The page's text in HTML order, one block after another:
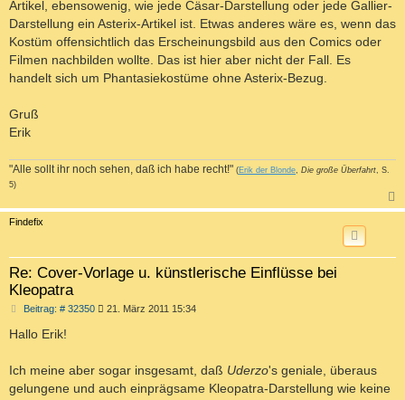
Artikel, ebensowenig, wie jede Cäsar-Darstellung oder jede Gallier-
Darstellung ein Asterix-Artikel ist. Etwas anderes wäre es, wenn das
Kostüm offensichtlich das Erscheinungsbild aus den Comics oder
Filmen nachbilden wollte. Das ist hier aber nicht der Fall. Es
handelt sich um Phantasiekostüme ohne Asterix-Bezug.
Gruß
Erik
"Alle sollt ihr noch sehen, daß ich habe recht!" (Erik der Blonde Die große Überfahrt , S.
5)
a
Findefix
Re: Cover-Vorlage u. künstlerische Einflüsse bei
Kleopatra
Beitrag: # 32350B
a
21. März 2011 15:34
Hallo Erik!
Ich meine aber sogar insgesamt, daß Uderzo's geniale, überaus
gelungene und auch einprägsame Kleopatra-Darstellung wie keine